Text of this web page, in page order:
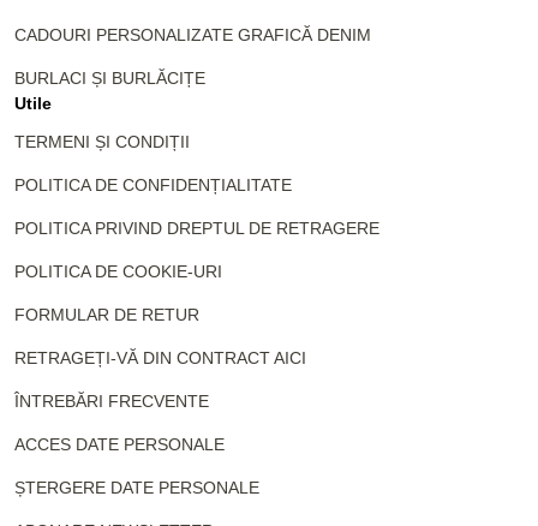
CADOURI PERSONALIZATE GRAFICĂ DENIM
BURLACI ȘI BURLĂCIȚE
Utile
TERMENI ȘI CONDIȚII
POLITICA DE CONFIDENȚIALITATE
POLITICA PRIVIND DREPTUL DE RETRAGERE
POLITICA DE COOKIE-URI
FORMULAR DE RETUR
RETRAGEȚI-VĂ DIN CONTRACT AICI
ÎNTREBĂRI FRECVENTE
ACCES DATE PERSONALE
ȘTERGERE DATE PERSONALE